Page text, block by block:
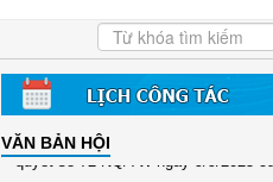
VĂN BẢN HỘI
(417/QĐ-BNNMT) Quyết định phê
Chương trình mục tiêu quốc gia xây
...
(891/KH-ĐCT) Kế hoạch thực hiện
quyết số 72-NQ/TW ngày 9/9/2025
...